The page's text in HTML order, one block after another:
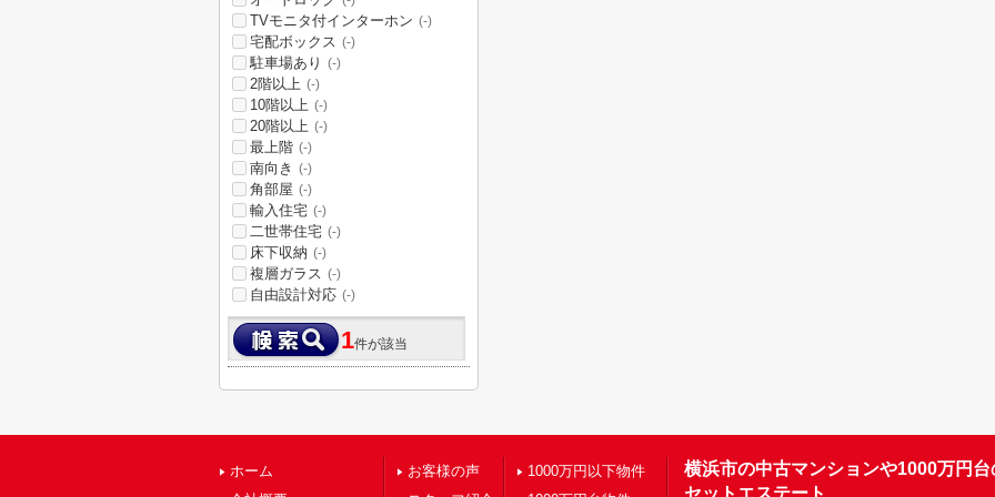
TVモニタ付インターホン (-)
宅配ボックス (-)
駐車場あり (-)
2階以上 (-)
10階以上 (-)
20階以上 (-)
最上階 (-)
南向き (-)
角部屋 (-)
輸入住宅 (-)
二世帯住宅 (-)
床下収納 (-)
複層ガラス (-)
自由設計対応 (-)
1件が該当
ホーム
お客様の声
1000万円以下物件
横浜市の中古マンションや1000万円
セットエステート